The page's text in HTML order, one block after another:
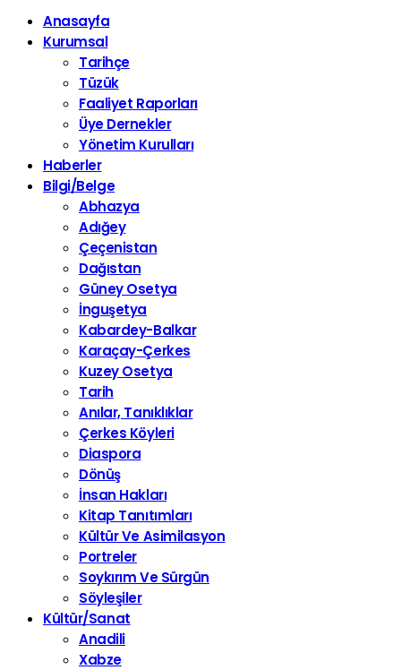
Anasayfa
Kurumsal
Tarihçe
Tüzük
Faaliyet Raporları
Üye Dernekler
Yönetim Kurulları
Haberler
Bilgi/Belge
Abhazya
Adığey
Çeçenistan
Dağıstan
Güney Osetya
İnguşetya
Kabardey-Balkar
Karaçay-Çerkes
Kuzey Osetya
Tarih
Anılar, Tanıklıklar
Çerkes Köyleri
Diaspora
Dönüş
İnsan Hakları
Kitap Tanıtımları
Kültür Ve Asimilasyon
Portreler
Soykırım Ve Sürgün
Söyleşiler
Kültür/Sanat
Anadili
Xabze